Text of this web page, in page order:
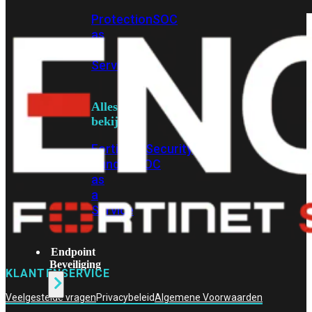
ProtectionSOC
as
Service
Alles
bekijken
FortiCare Security
Bundels
SOC
as
a
Service
Endpoint
Beveiliging
KLANTENSERVICE
Veelgestelde vragenPrivacybeleidAlgemene Voorwaarden